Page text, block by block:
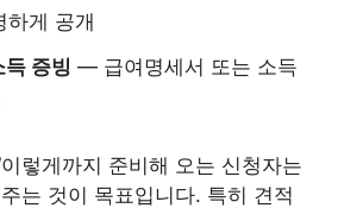
하게 공개
증빙 — 급여명세서 또는 소득
렇게까지 준비해 오는 신청자는
는 것이 목표입니다. 특히 견적